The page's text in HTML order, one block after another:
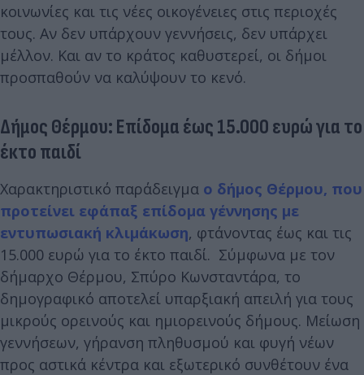
κοινωνίες και τις νέες οικογένειες στις περιοχές
τους. Αν δεν υπάρχουν γεννήσεις, δεν υπάρχει
μέλλον. Και αν το κράτος καθυστερεί, οι δήμοι
προσπαθούν να καλύψουν το κενό.
Δήμος Θέρμου: Επίδομα έως 15.000 ευρώ για το
έκτο παιδί
Χαρακτηριστικό παράδειγμα ο δήμος Θέρμου, που
προτείνει εφάπαξ επίδομα γέννησης με
εντυπωσιακή κλιμάκωση, φτάνοντας έως και τις
15.000 ευρώ για το έκτο παιδί. Σύμφωνα με τον
δήμαρχο Θέρμου, Σπύρο Κωνσταντάρα, το
δημογραφικό αποτελεί υπαρξιακή απειλή για τους
μικρούς ορεινούς και ημιορεινούς δήμους. Μείωση
γεννήσεων, γήρανση πληθυσμού και φυγή νέων
προς αστικά κέντρα και εξωτερικό συνθέτουν ένα